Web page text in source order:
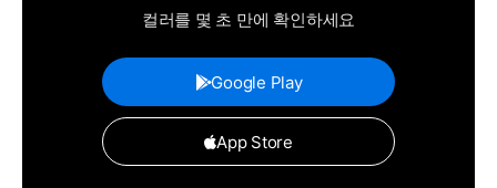
컬러를 몇 초 만에 확인하세요
Google Play
App Store